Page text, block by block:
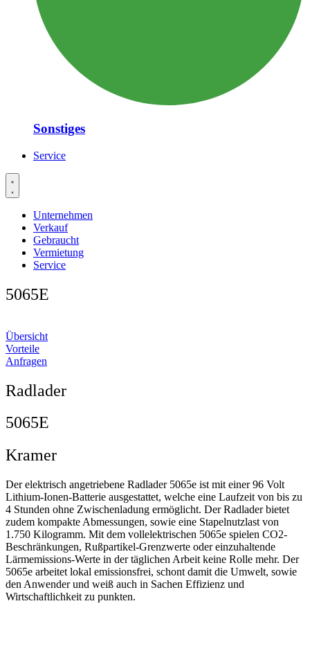
Sonstiges
Service
Unternehmen
Verkauf
Gebraucht
Vermietung
Service
5065E
Übersicht
Vorteile
Anfragen
Radlader
5065E
Kramer
Der elektrisch angetriebene Radlader 5065e ist mit einer 96 Volt
Lithium-Ionen-Batterie ausgestattet, welche eine Laufzeit von bis zu
4 Stunden ohne Zwischenladung ermöglicht. Der Radlader bietet
zudem kompakte Abmessungen, sowie eine Stapelnutzlast von
1.750 Kilogramm. Mit dem vollelektrischen 5065e spielen CO2-
Beschränkungen, Rußpartikel-Grenzwerte oder einzuhaltende
Lärmemissions-Werte in der täglichen Arbeit keine Rolle mehr. Der
5065e arbeitet lokal emissionsfrei, schont damit die Umwelt, sowie
den Anwender und weiß auch in Sachen Effizienz und
Wirtschaftlichkeit zu punkten.